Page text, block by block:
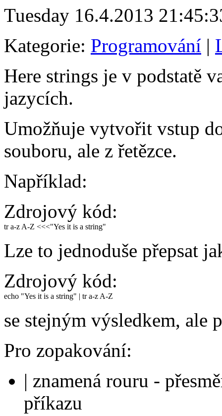
Tuesday 16.4.2013
Kategorie: Programování |
Here strings je v podstatě
jazycích.
Umožňuje vytvořit vstup
souboru, ale z řetězce.
Například:
Zdrojový kód:
tr a-z A-Z <<<"Yes it is a string"
Lze to jednoduše přepsat
Zdrojový kód:
echo "Yes it is a string" | tr a-z A-Z
se stejným výsledkem, ale
Pro zopakování:
| znamená rouru -
příkazu